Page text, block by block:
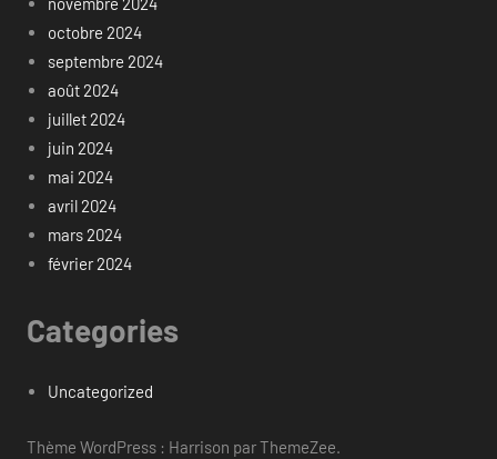
octobre 2024
septembre 2024
août 2024
juillet 2024
juin 2024
mai 2024
avril 2024
mars 2024
février 2024
Categories
Uncategorized
Thème WordPress : Harrison par ThemeZee.